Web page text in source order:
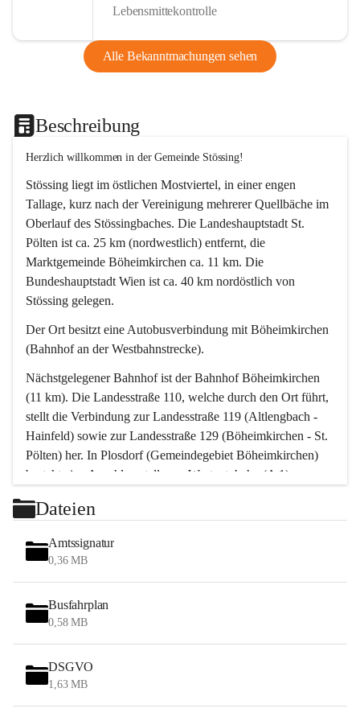
Lebensmittekontrolle
Alle Bekanntmachungen sehen
Beschreibung
Herzlich willkommen in der Gemeinde Stössing!
Stössing liegt im östlichen Mostviertel, in einer engen
Tallage, kurz nach der Vereinigung mehrerer Quellbäche im
Oberlauf des Stössingbaches. Die Landeshauptstadt St.
Pölten ist ca. 25 km (nordwestlich) entfernt, die
Marktgemeinde Böheimkirchen ca. 11 km. Die
Bundeshauptstadt Wien ist ca. 40 km nordöstlich von
Stössing gelegen.
Der Ort besitzt eine Autobusverbindung mit Böheimkirchen
(Bahnhof an der Westbahnstrecke).
Nächstgelegener Bahnhof ist der Bahnhof Böheimkirchen
(11 km). Die Landesstraße 110, welche durch den Ort führt,
stellt die Verbindung zur Landesstraße 119 (Altlengbach -
Hainfeld) sowie zur Landesstraße 129 (Böheimkirchen - St.
Pölten) her. In Plosdorf (Gemeindegebiet Böheimkirchen)
besteht eine Anschlussstelle zur Westautobahn (A 1).
Wien erreicht man in ca. 45 Minuten.
Stössing zählt noch zum Naherholungsraum Wien sowie
zum Naherholungsraum St. Pölten. Viele Bauernhöfe hatten
„ihre Wiener“. Seit 1960 bauten viele Wiener
Wochenendhäuser im Gemeindegebiet. Wegen des
waldreichen Jagdgebietes haben viele Jagdpächter ihre
Das Wandern ist aus touristischer Sicht die bedeutendste
Tätigkeit. Das hügelige Gebiet mit Wanderwegen durch
Wiesen, Wälder und Obstkulturen lädt dazu ein. Gefördert
Dateien
Amtssignatur
0,36 MB
Busfahrplan
0,58 MB
DSGVO
1,63 MB